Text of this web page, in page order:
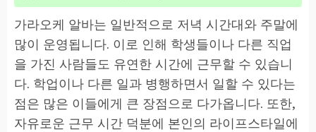
가라오케 알바는 일반적으로 저녁 시간대와 주말에
많이 운영됩니다. 이로 인해 학생들이나 다른 직업
을 가진 사람들도 유연한 시간에 근무할 수 있습니
다. 학업이나 다른 일과 병행하면서 일할 수 있다는
점은 많은 이들에게 큰 장점으로 다가옵니다. 또한,
자유로운 근무 시간 덕분에 본인의 라이프스타일에